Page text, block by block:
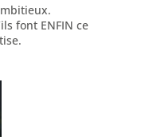
font ENFIN ce